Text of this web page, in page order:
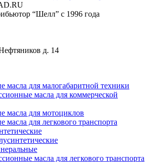
“Шелл” с 1996 года
д. 14
масла для малогабаритной техники
масла для коммерческой
масла для мотоциклов
масла для легкового транспорта
масла для легкового транспорта